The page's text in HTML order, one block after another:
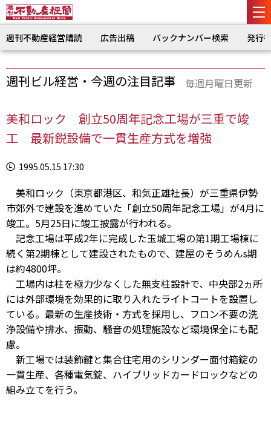
週刊不動産経営購読 広告出稿 バックナンバー検索 発行
週刊ビル経営・今週の注目記事 毎週月曜日更新
美和ロック 創立50周年記念工場が三重で竣
工 最新鋭設備で一貫生産方式を増強
1995.05.15 17:30
美和ロック（東京都港区、和気正雄社長）が三重県伊勢
市郊外で建設を進めていた「創立50周年記念工場」が4月に
竣工。5月25日に竣工披露が行われる。
記念工場は平成2年に完成した玉城工場の第1期工場棟に
続く第2期棟として建設されたもので、建屋のそうめんs期
は約4800坪。
工場内は柱を極力少なくした無支柱設計で、中央部2ヵ所
には外部環境を効果的に取り入れたライトコートを設置し
ている。最新の生産技術・方式を採用し、フロン不要の洗
浄設備や排水、振動、騒音の処理施設など環境保全にも配
慮。
新工場では装飾鍵と集合住宅用のシリンダー面付箱錠の
一貫生産、各種電気錠、ハイブリッドカードロックなどの
組み立てを行う。